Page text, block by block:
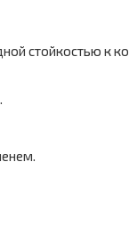
стойкостью к